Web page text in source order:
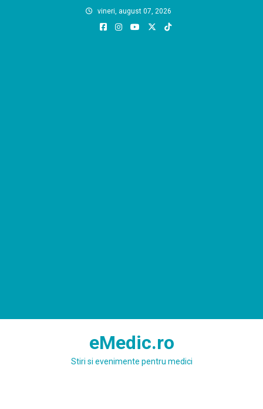
vineri, august 07, 2026
eMedic.ro
Stiri si evenimente pentru medici